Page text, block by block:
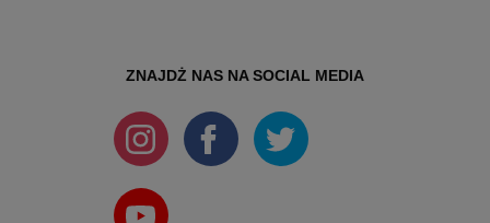
ZNAJDŻ NAS NA SOCIAL MEDIA